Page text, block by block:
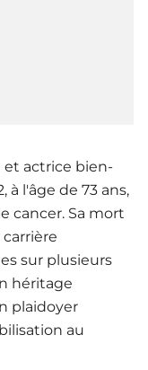
et actrice bien-
à l'âge de 73 ans,
cancer. Sa mort
sur plusieurs
héritage
plaidoyer
au